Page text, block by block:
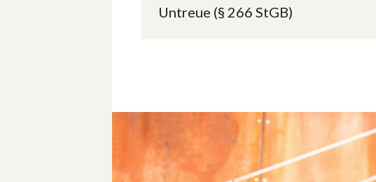
Untreue (§ 266 StGB)